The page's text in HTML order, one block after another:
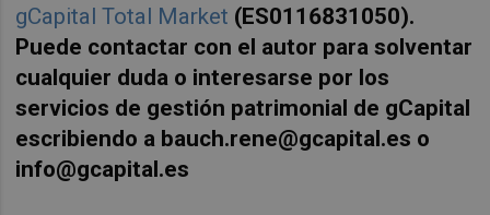
gCapital Total Market (ES0116831050).
Puede contactar con el autor para solventar
cualquier duda o interesarse por los
servicios de gestión patrimonial de gCapital
escribiendo a bauch.rene@gcapital.es o
info@gcapital.es